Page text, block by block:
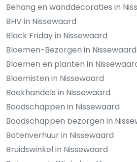
Behang en wanddecoraties in
BHV in Nissewaard
Black Friday in Nissewaard
Bloemen-Bezorgen in Nissewaard
Bloemen en planten in
Bloemisten in Nissewaard
Boekhandels in Nissewaard
Boodschappen in Nissewaard
Boodschappen bezorgen in
Botenverhuur in Nissewaard
Bruidswinkel in Nissewaard